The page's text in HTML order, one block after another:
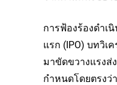
การฟ้องร้องดำเ
แรก (IPO) บทวิเ
มาขัดขวางแรงส่
กำหนดโดยตรงว่